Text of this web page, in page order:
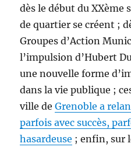
dès le début du XXème
de quartier se créent ;
Groupes d’Action
l’impulsion d’Hubert
une nouvelle forme
dans la vie publique ;
ville deGrenoble a
parfois avec succès,
hasardeuse ; enfin, sur